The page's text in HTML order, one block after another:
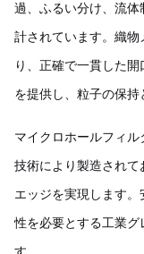
過、ふるい分け、流
計されています。織
り、正確で一貫した
を提供し、粒子の保持
マイクロホールフィ
技術により製造され
エッジを実現します
性を必要とする工業グ